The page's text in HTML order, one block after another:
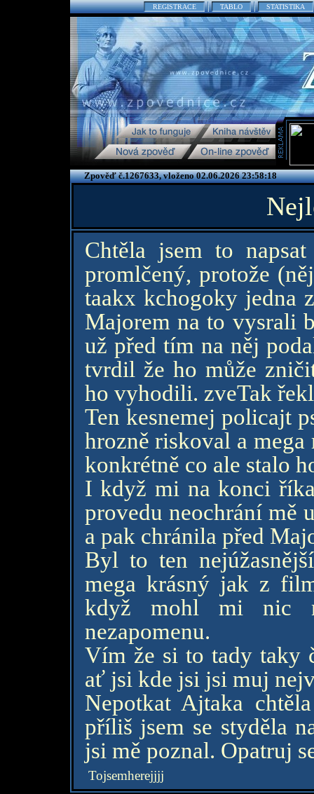
REGISTRACE TABLO STATISTIKA
Zpověď č.1267633, vloženo 02.06.2026 23:58:18
Chtěla jsem to
promlčený, protože
taakx kchogoky jedna
Majorem na to vysrali
už před tím na něj
tvrdil že ho může
ho vyhodili. zveTak
Ten kesnemej policajt
hrozně riskoval a
konkrétně co ale stalo
I když mi na konci
provedu neochrání mě
a pak chránila před
Byl to ten
mega krásný jak z
když mohl mi nic
nezapomenu.
Vím že si to tady taky
ať jsi kde jsi jsi muj
Nepotkat Ajtaka
příliš jsem se styděla
jsi mě poznal. Opatruj
Tojsemherejjjj